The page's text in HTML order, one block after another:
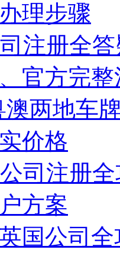
理步骤
注册全
官方完
澳两地车
价格
司注册
方案
国公司